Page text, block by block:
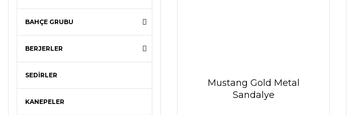
BAHÇE GRUBU
BERJERLER
SEDİRLER
KANEPELER
Mustang Gold Metal
Sandalye